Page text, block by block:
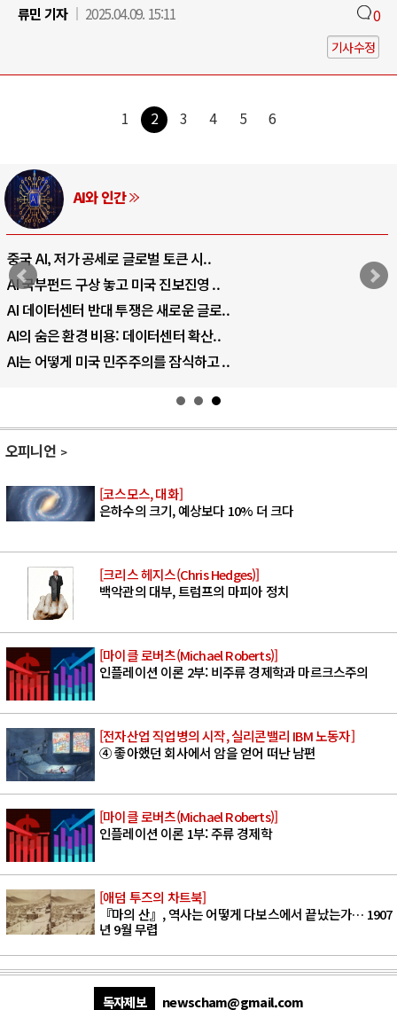
류민 기자
2025.04.09. 15:11 0
기사수정
1 2 3 4 5 6
AI와 인간
중국 AI, 저가 공세로 글로벌 토큰 시..
AI 국부펀드 구상 놓고 미국 진보진영 ..
AI 데이터센터 반대 투쟁은 새로운 글로..
AI의 숨은 환경 비용: 데이터센터 확산..
AI는 어떻게 미국 민주주의를 잠식하고 ..
오피니언
[코스모스, 대화]
은하수의 크기, 예상보다 10% 더 크다
[크리스 헤지스(Chris Hedges)]
백악관의 대부, 트럼프의 마피아 정치
[마이클 로버츠(Michael Roberts)]
인플레이션 이론 2부: 비주류 경제학과 마르크스주의
[전자산업 직업병의 시작, 실리콘밸리 IBM 노동자]
④ 좋아했던 회사에서 암을 얻어 떠난 남편
[마이클 로버츠(Michael Roberts)]
인플레이션 이론 1부: 주류 경제학
[애덤 투즈의 차트북]
『마의 산』, 역사는 어떻게 다보스에서 끝났는가… 1907
년 9월 무렵
독자제보 newscham@gmail.com